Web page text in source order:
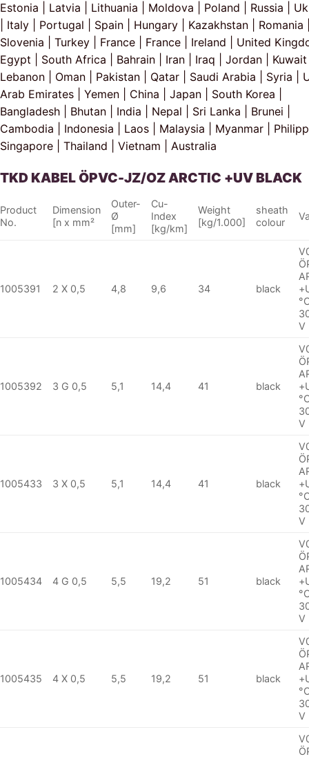
Estonia | Latvia | Lithuania | Moldova | Poland | Russia |
| Italy | Portugal | Spain | Hungary | Kazakhstan | Romania
Slovenia | Turkey | France | France | Ireland | United
Egypt | South Africa | Bahrain | Iran | Iraq | Jordan |
Lebanon | Oman | Pakistan | Qatar | Saudi Arabia | Syria |
Arab Emirates | Yemen | China | Japan | South Korea |
Bangladesh | Bhutan | India | Nepal | Sri Lanka | Brunei |
Cambodia | Indonesia | Laos | Malaysia | Myanmar |
Singapore | Thailand | Vietnam | Australia
TKD KABEL ÖPVC-JZ/OZ ARCTIC +UV BLACK
Product
No.
Dimension
[n x mm²
Outer-
Ø
[mm]
Cu-
Index
[kg/km]
Weight
[kg/1.000]
sheath
colour
1005391 2 X 0,5 4,8 9,6 34 black
V
1005392 3 G 0,5 5,1 14,4 41 black
V
1005433 3 X 0,5 5,1 14,4 41 black
V
1005434 4 G 0,5 5,5 19,2 51 black
V
1005435 4 X 0,5 5,5 19,2 51 black
V